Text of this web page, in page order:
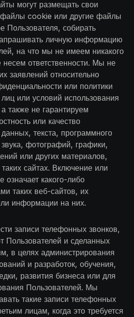
могут размещать свои
cookie или другие файлы
Пользователя, собирать
личную информацию
на что мы не имеем никакого
несем ответственности. Мы не
заявлений относительно
или политики
лиц или условий использования
также не гарантируем
или качество
текста, программного
фотографий, графики,
или других материалов,
сайтах. Включение или
означает какого-либо
таких веб-сайтов, их
информации на них.
записи телефонных звонков,
Пользователей и сделанных
в целях администрирования
и разработок, обучения,
развития бизнеса или для
Пользователей. Мы
такие записи телефонных
лицам, когда это требуется